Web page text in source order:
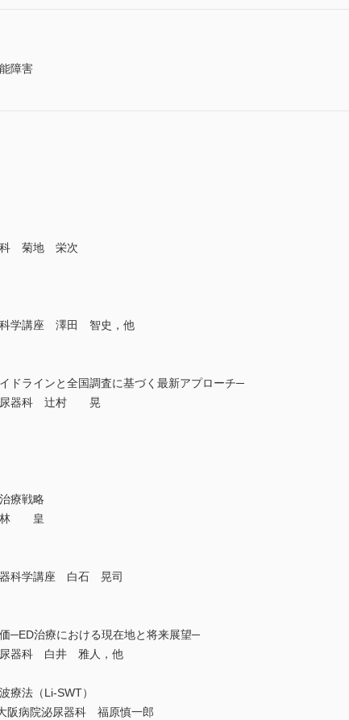
障害
科 菊地 栄次
科学講座 澤田 智史，他
ドラインと全国調査に基づく最新アプローチ─
泌尿器科 辻村 晃
療戦略
林 皇
器科学講座 白石 晃司
─ED治療における現在地と将来展望─
尿器科 白井 雅人，他
療法（Li-SWT）
阪病院泌尿器科 福原慎一郎